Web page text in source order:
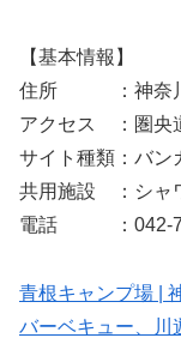
【基本情報】
住所 ：神奈川
アクセス ：圏央
サイト種類：バン
共用施設 ：シャ
電話 ：042-
青根キャンプ場 |
バーベキュー、川